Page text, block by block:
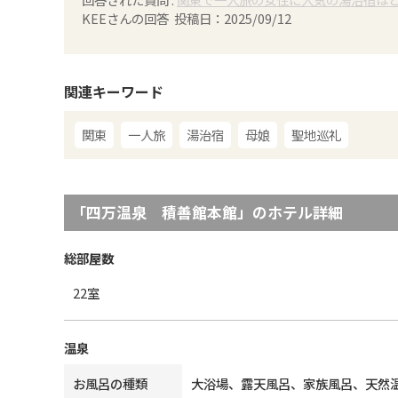
KEEさんの回答 投稿日： 2025/09/12
関連キーワード
関東 一人旅 湯治宿 母娘 聖地巡礼
「四万温泉 積善館本館」のホテル詳細
総部屋数
22室
温泉
お風呂の種類
大浴場、露天風呂、家族風呂、天然